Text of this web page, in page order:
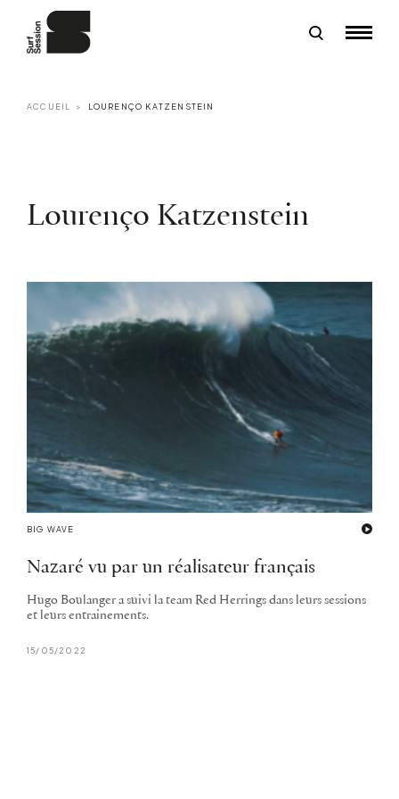
ACCUEIL LOURENÇO KATZENSTEIN
Lourenço Katzenstein
BIG WAVE
Nazaré vu par un réalisateur français
Hugo Boulanger a suivi la team Red Herrings dans leurs sessions
et leurs entrainements.
15/05/2022